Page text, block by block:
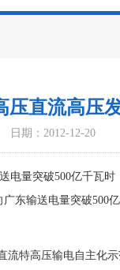
压直流高压
日期：2012-12-20
电量突破500亿千瓦
东输送电量突破500
流特高压输电自主化